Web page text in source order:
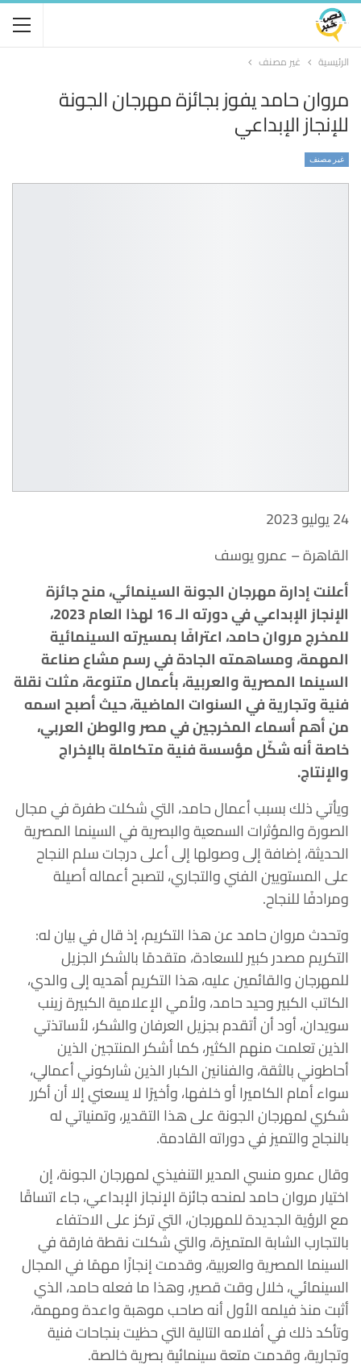
الرئيسية غير مصنف
مروان حامد يفوز بجائزة مهرجان الجونة
للإنجاز الإبداعي
غير مصنف
24 يوليو 2023
القاهرة – عمرو يوسف
أعلنت إدارة مهرجان الجونة السينمائي، منح جائزة
الإنجاز الإبداعي في دورته الـ 16 لهذا العام 2023،
للمخرج مروان حامد، اعترافًا بمسيرته السينمائية
المهمة، ومساهمته الجادة في رسم مشاع صناعة
السينما المصرية والعربية، بأعمال متنوعة، مثلت نقلة
فنية وتجارية في السنوات الماضية، حيث أصبح اسمه
من أهم أسماء المخرجين في مصر والوطن العربي،
خاصة أنه شكّل مؤسسة فنية متكاملة بالإخراج
والإنتاج.
ويأتي ذلك بسبب أعمال حامد، التي شكلت طفرة في مجال
الصورة والمؤثرات السمعية والبصرية في السينما المصرية
الحديثة، إضافة إلى وصولها إلى أعلى درجات سلم النجاح
على المستويين الفني والتجاري، لتصبح أعماله أصيلة
ومرادفًا للنجاح.
وتحدث مروان حامد عن هذا التكريم، إذ قال في بيان له:
التكريم مصدر كبير للسعادة، متقدمًا بالشكر الجزيل
للمهرجان والقائمين عليه، هذا التكريم أهديه إلى والدي،
الكاتب الكبير وحيد حامد، ولأمي الإعلامية الكبيرة زينب
سويدان، أود أن أتقدم بجزيل العرفان والشكر، لأساتذتي
الذين تعلمت منهم الكثير، كما أشكر المنتجين الذين
أحاطوني بالثقة، والفنانين الكبار الذين شاركوني أعمالي،
سواء أمام الكاميرا أو خلفها، وأخيرًا لا يسعني إلا أن أكرر
شكري لمهرجان الجونة على هذا التقدير، وتمنياتي له
بالنجاح والتميز في دوراته القادمة.
وقال عمرو منسي المدير التنفيذي لمهرجان الجونة، إن
اختيار مروان حامد لمنحه جائزة الإنجاز الإبداعي، جاء اتساقًا
مع الرؤية الجديدة للمهرجان، التي تركز على الاحتفاء
بالتجارب الشابة المتميزة، والتي شكلت نقطة فارقة في
السينما المصرية والعربية، وقدمت إنجازًا مهمًا في المجال
السينمائي، خلال وقت قصير، وهذا ما فعله حامد، الذي
أثبت منذ فيلمه الأول أنه صاحب موهبة واعدة ومهمة،
وتأكد ذلك في أفلامه التالية التي حظيت بنجاحات فنية
وتجارية، وقدمت متعة سينمائية بصرية خالصة.